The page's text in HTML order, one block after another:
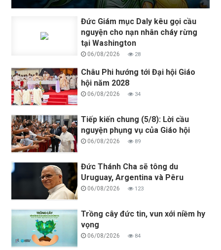
Đức Giám mục Daly kêu gọi cầu
nguyện cho nạn nhân cháy rừng
tại Washington
06/08/2026 28
Châu Phi hướng tới Đại hội Giáo
hội năm 2028
06/08/2026 34
Tiếp kiến chung (5/8): Lời cầu
nguyện phụng vụ của Giáo hội
06/08/2026 89
Đức Thánh Cha sẽ tông du
Uruguay, Argentina và Pêru
06/08/2026 123
Trồng cây đức tin, vun xới niềm hy
vọng
06/08/2026 84